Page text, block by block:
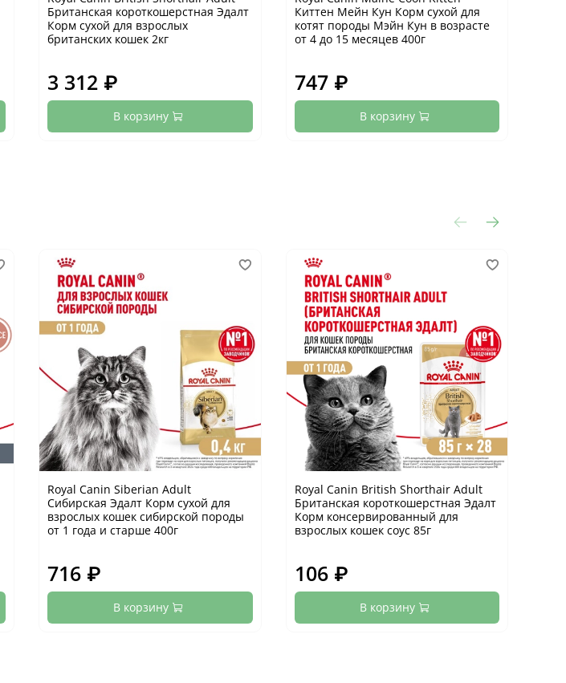
Британская короткошерстная Эдалт
Корм сухой для взрослых
британских кошек 2кг
3 312 ₽
В корзину
Киттен Мейн Кун Корм сухой для
котят породы Мэйн Кун в возрасте
от 4 до 15 месяцев 400г
747 ₽
В корзину
Royal Canin Siberian Adult
Сибирская Эдалт Корм сухой для
взрослых кошек сибирской породы
от 1 года и старше 400г
716 ₽
В корзину
Royal Canin British Shorthair Adult
Британская короткошерстная Эдалт
Корм консервированный для
взрослых кошек соус 85г
106 ₽
В корзину